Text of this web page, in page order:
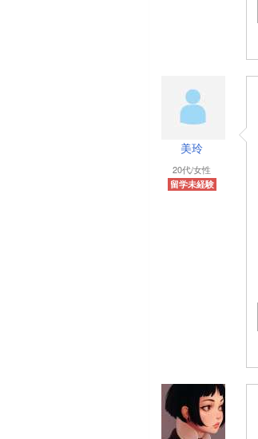
美玲
20代/女性
留学未経験